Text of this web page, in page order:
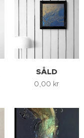
SÅLD
0,00 kr